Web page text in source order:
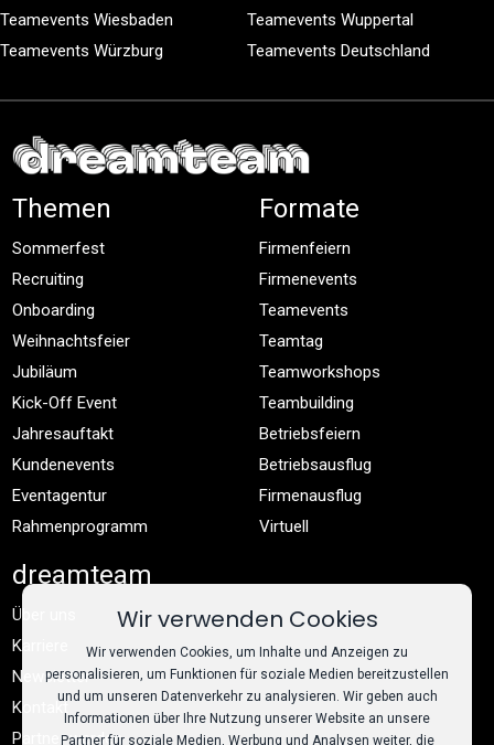
Teamevents Wiesbaden
Teamevents Wuppertal
Teamevents Würzburg
Teamevents Deutschland
Themen
Sommerfest
Recruiting
Onboarding
Weihnachtsfeier
Jubiläum
Kick-Off Event
Jahresauftakt
Kundenevents
Eventagentur
Rahmenprogramm
Formate
Firmenfeiern
Firmenevents
Teamevents
Teamtag
Teamworkshops
Teambuilding
Betriebsfeiern
Betriebsausflug
Firmenausflug
Virtuell
dreamteam
Über uns
Karriere
Newsletter
Kontakt
Partner werden
Wir verwenden Cookies
Wir verwenden Cookies, um Inhalte und Anzeigen zu
personalisieren, um Funktionen für soziale Medien bereitzustellen
und um unseren Datenverkehr zu analysieren. Wir geben auch
Informationen über Ihre Nutzung unserer Website an unsere
Partner für soziale Medien, Werbung und Analysen weiter, die